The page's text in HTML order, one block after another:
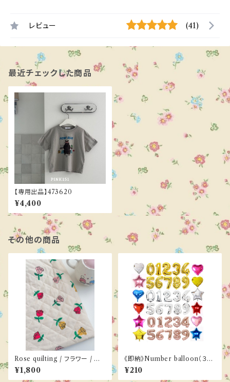
レビュー (41)
最近チェックした商品
【専用出品】473620
¥4,400
その他の商品
Rose quilting / フラワー / キ
ルティング
¥1,800
《即納》Number balloon（３co
lor）
¥210